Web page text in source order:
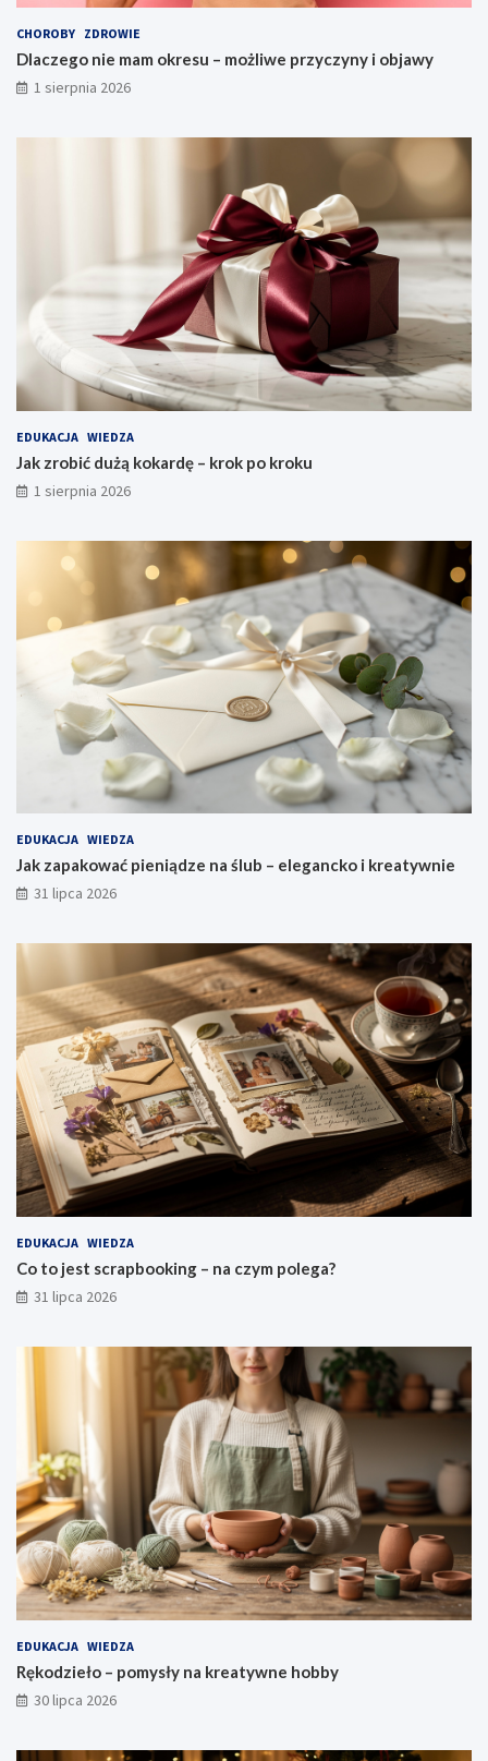
CHOROBY ZDROWIE
Dlaczego nie mam okresu – możliwe przyczyny i objawy
1 sierpnia 2026
EDUKACJA WIEDZA
Jak zrobić dużą kokardę – krok po kroku
1 sierpnia 2026
EDUKACJA WIEDZA
Jak zapakować pieniądze na ślub – elegancko i kreatywnie
31 lipca 2026
EDUKACJA WIEDZA
Co to jest scrapbooking – na czym polega?
31 lipca 2026
EDUKACJA WIEDZA
Rękodzieło – pomysły na kreatywne hobby
30 lipca 2026